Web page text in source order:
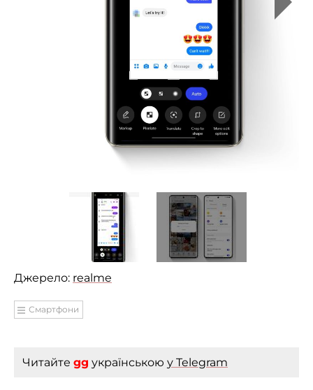
Джерело: realme
Смартфони
Читайте gg українською у Telegram